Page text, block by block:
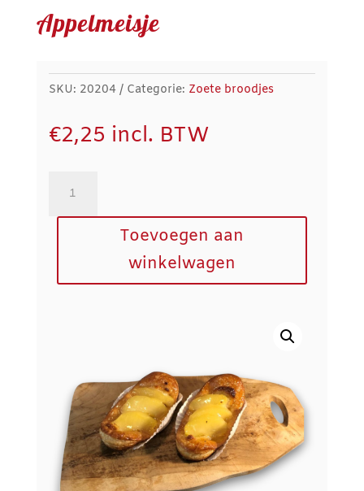
Appelmeisje
SKU: 20204 Categorie: Zoete broodjes
€2,25 incl. BTW
Toevoegen aan
winkelwagen